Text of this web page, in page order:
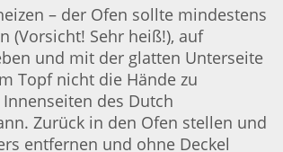
– der Ofen sollte mindestens
(Vorsicht! Sehr heiß!), auf
und mit der glatten Unterseite
Topf nicht die Hände zu
des Dutch
Zurück in den Ofen stellen und
entfernen und ohne Deckel